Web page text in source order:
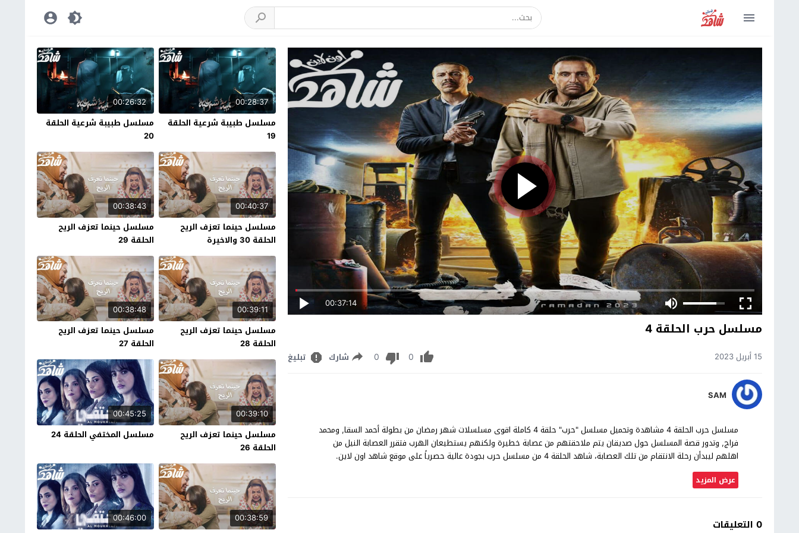
00:37:14
مسلسل حرب الحلقة 4
15 أبريل 2023 0
0 شارك تبليغ
SAM
مسلسل حرب الحلقة 4 مشاهدة وتحميل مسلسل "حرب" حلقة 4 كاملة اقوى مسلسلات شهر رمضان من بطولة أحمد السقا, ومحمد
فراج, وتدور قصة المسلسل حول صديقان يتم ملاحقتهم من عصابة خطيرة ولكنهم يستطيعان الهرب فتقرر العصابة النيل من
اهلهم ليبدأن رحلة الانتقام من تلك العصابة، شاهد الحلقة 4 من مسلسل حرب بجودة عالية حصرياً على موقع شاهد اون لاين.
عرض المزيد
0 التعليقات
00:28:37
مسلسل طبيبة شرعية الحلقة
19
00:26:32
مسلسل طبيبة شرعية الحلقة
20
00:40:37
مسلسل حينما تعزف الريح
الحلقة 30 والاخيرة
00:38:43
مسلسل حينما تعزف الريح
الحلقة 29
00:39:11
مسلسل حينما تعزف الريح
الحلقة 28
00:38:48
مسلسل حينما تعزف الريح
الحلقة 27
00:39:10
مسلسل حينما تعزف الريح
الحلقة 26
00:45:25
مسلسل المختفي الحلقة 24
00:38:59
00:46:00